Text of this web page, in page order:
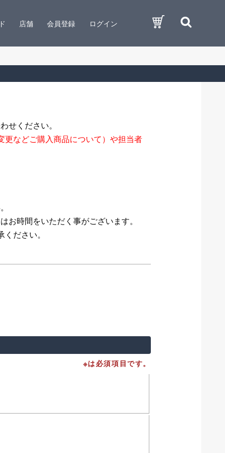
店舗 会員登録 ログイン
せください。
などご購入商品について）や担当者
お時間をいただく事がございます。
ださい。
※は必須項目です。